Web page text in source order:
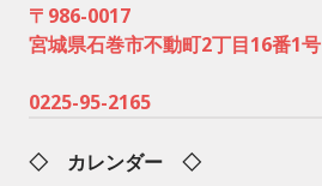
〒986-0017
宮城県石巻市不動町2丁目16番1号
0225-95-2165
◇ カレンダー ◇